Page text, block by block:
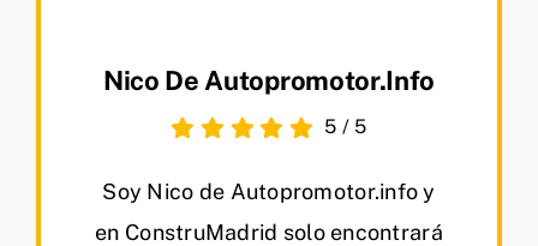
Nico De Autopromotor.info
5 / 5
Soy Nico de Autopromotor.info y
en ConstruMadrid solo encontrará